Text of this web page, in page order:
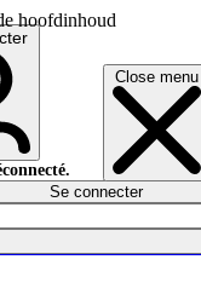
hoofdinhoud
Close menu
Se connecter